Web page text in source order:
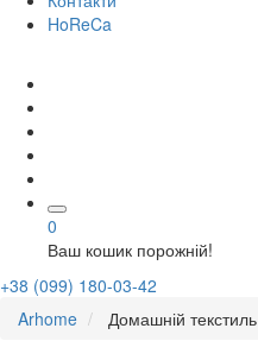
HoReCa
0
Ваш кошик порожній!
+38 (099) 180-03-42
Arhome
Домашній текстиль